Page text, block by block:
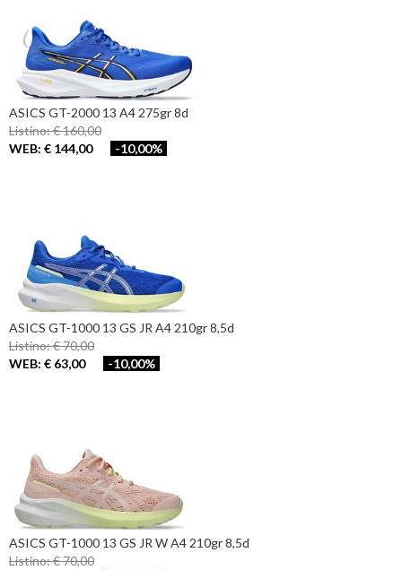
ASICS GT-2000 13 A4 275gr 8d
Listino: € 160,00
WEB: € 144,00
-10,00%
ASICS GT-1000 13 GS JR A4 210gr 8,5d
Listino: € 70,00
WEB: € 63,00
-10,00%
ASICS GT-1000 13 GS JR W A4 210gr 8,5d
Listino: € 70,00